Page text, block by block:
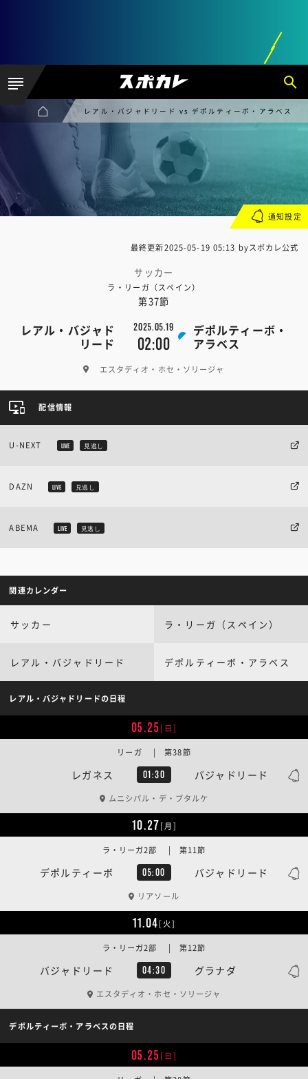
レアル・バジャドリード vs デポルティーボ・アラベス
最終更新2025-05-19 05:13 byスポカレ公式
サッカー
ラ・リーガ（スペイン）
第37節
レアル・バジャド
リード
2025.05.19
02:00
デポルティーボ・
アラベス
エスタディオ・ホセ・ソリージャ
通知設定
配信情報
U-NEXT LIVE 見逃し
DAZN LIVE 見逃し
ABEMA LIVE 見逃し
関連カレンダー
サッカー ラ・リーガ（スペイン）
レアル・バジャドリード デポルティーボ・アラベス
レアル・バジャドリードの日程
05.25[日]
レガネス 01:30 バジャドリード
リーガ | 第38節
ムニシパル・デ・ブタルケ
10.27[月]
デポルティーボ 05:00 バジャドリード
ラ・リーガ2部 | 第11節
リアソール
11.04[火]
バジャドリード 04:30 グラナダ
ラ・リーガ2部 | 第12節
エスタディオ・ホセ・ソリージャ
デポルティーボ・アラベスの日程
05.25[日]